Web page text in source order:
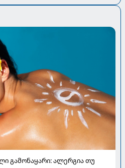
გამონაყარი: ალერგია თუ